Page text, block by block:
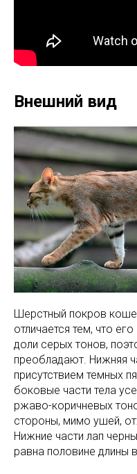
Внешний вид
Шерстный покров
отличается тем, что
доли серых тонов,
преобладают. Нижняя
присутствием темных
боковые части тела
ржаво-коричневых
стороны, мимо ушей,
Нижние части лап
равна половине длины